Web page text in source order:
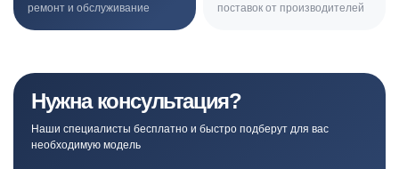
ремонт и обслуживание
поставок от производителей
Нужна консультация?
Наши специалисты бесплатно и быстро подберут для вас
необходимую модель